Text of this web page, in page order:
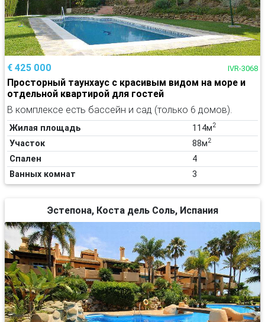
€ 425 000 IVR-3068
Просторный таунхаус с красивым видом на море и
отдельной квартирой для гостей
В комплексе есть бассейн и сад (только 6 домов).
Жилая площадь 114м2
Участок 88м2
Спален
4
Ванных комнат
3
Эстепона, Коста дель Соль, Испания